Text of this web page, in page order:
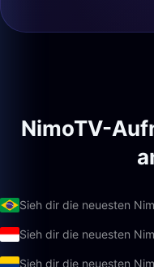
NimoTV-
Sieh dir die neuesten
Sieh dir die neuesten
Sieh dir die neuesten